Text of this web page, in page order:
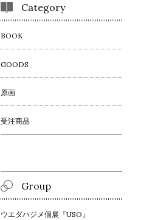
Category
BOOK
GOODS
原画
受注商品
Group
ウエダハジメ個展『USO』